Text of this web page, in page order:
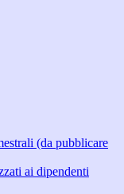
(da pubblicare
ai dipendenti